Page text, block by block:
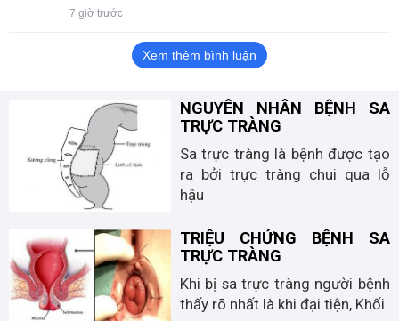
7 giờ trước
Xem thêm bình luận
NGUYÊN NHÂN BỆNH SA
TRỰC TRÀNG
Sa trực tràng là bệnh được tạo
ra bởi trực tràng chui qua lỗ
hậu
TRIỆU CHỨNG BỆNH SA
TRỰC TRÀNG
Khi bị sa trực tràng người bệnh
thấy rõ nhất là khi đại tiện, Khối